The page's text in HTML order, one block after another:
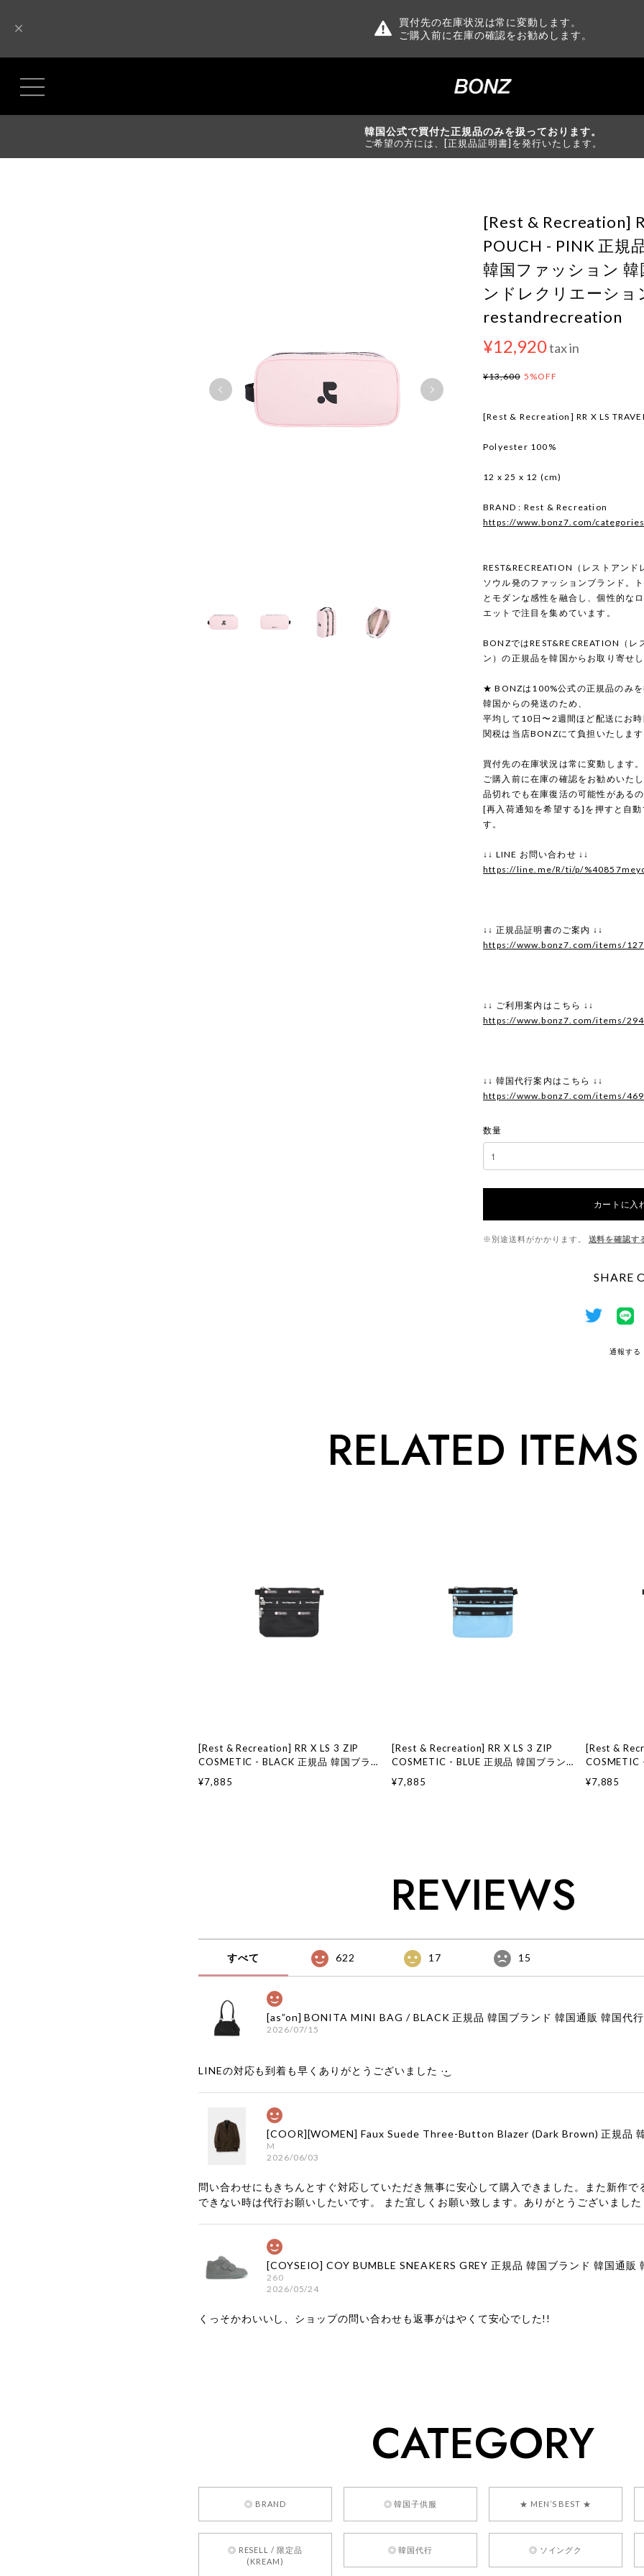
買付先の在庫状況は常に変動します。
ご購入前に在庫の確認をお勧めします。
韓国公式で買付た正規品のみを扱っております。
ご希望の方には、[正規品証明書]を発行いたします。
[Rest & Recreation]
POUCH - PINK 正規
韓国ファッション 韓
ンドレクリエーショ
restandrecreation
¥12,920tax in
¥13,600 5%OFF
[Rest & Recreation] RR X LS
Polyester 100%
12 x 25 x 12 (cm)
BRAND : Rest & Recreation
https://www.bonz7.com/
REST&RECREATION（レストアンド
ソウル発のファッションブランド。
とモダンな感性を融合し、個性的な
エットで注目を集めています。
BONZではREST&RECREATION（レ
ン）の正規品を韓国からお取り寄せ
★ BONZは100%公式の正規品のみを
韓国からの発送のため、
平均して10日〜2週間ほど配送にお時
関税は当店BONZにて負担いたします
買付先の在庫状況は常に変動します。
ご購入前に在庫の確認をお勧めいたし
品切れでも在庫復活の可能性がある
[再入荷通知を希望する]を押すと自動
す。
↓↓ LINE お問い合わせ ↓↓
https://line.me/R/ti/p/
↓↓ 正規品証明書のご案内 ↓↓
https://www.bonz7.com/items/
↓↓ ご利用案内はこちら ↓↓
https://www.bonz7.com/items/
↓↓ 韓国代行案内はこちら ↓↓
https://www.bonz7.com/items/
数量
カートに入
※別途送料がかかります。 送料を確認す
SHARE
通報する
RELATED ITEMS
[Rest & Recreation] RR X LS 3 ZIP
COSMETIC - BLACK 正規品 韓国ブラ
アンドレクリエーション
¥7,885
[Rest & Recreation] RR X LS 3 ZIP
COSMETIC - BLUE 正規品 韓国ブラン
ンドレクリエーション
¥7,885
[Rest &
COSMETIC
ンドレクリ
¥7,885
REVIEWS
すべて 622 17 15
2026/07/15
LINEの対応も到着も早くありがとうございました‪ ·͜·
M
2026/06/03
問い合わせにもきちんとすぐ対応していただき無事に安心して購入できました。また新作で
できない時は代行お願いしたいです。 また宜しくお願い致します。ありがとうございました
260
2026/05/24
くっそかわいいし、ショップの問い合わせも返事がはやくて安心でした!!
2026/05/24
CATEGORY
◎ BRAND ◎ 韓国子供服 ★ MEN’S BEST ★
◎ RESELL / 限定品
(KREAM)
◎ 韓国代行 ◎ ソイングク